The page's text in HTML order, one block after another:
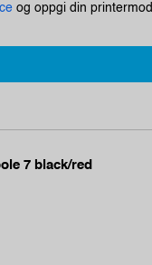
og oppgi din
7 black/red